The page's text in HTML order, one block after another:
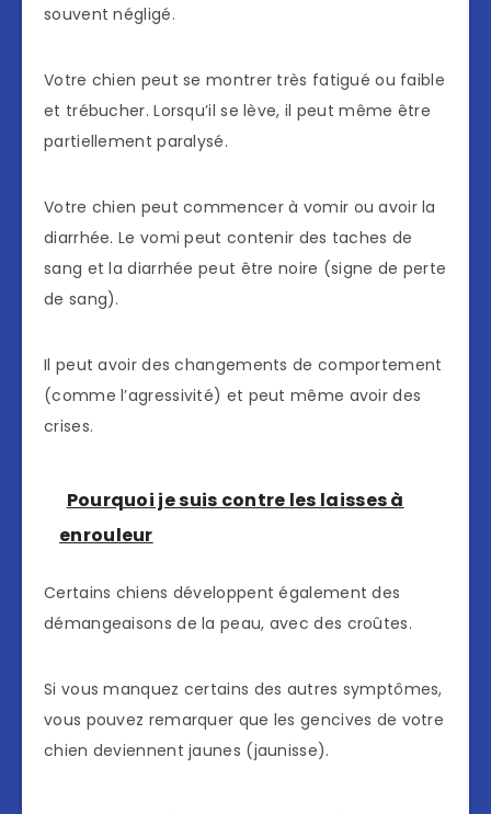
souvent négligé.
Votre chien peut se montrer très fatigué ou faible
et trébucher. Lorsqu’il se lève, il peut même être
partiellement paralysé.
Votre chien peut commencer à vomir ou avoir la
diarrhée. Le vomi peut contenir des taches de
sang et la diarrhée peut être noire (signe de perte
de sang).
Il peut avoir des changements de comportement
(comme l’agressivité) et peut même avoir des
crises.
Pourquoi je suis contre les laisses à
enrouleur
Certains chiens développent également des
démangeaisons de la peau, avec des croûtes.
Si vous manquez certains des autres symptômes,
vous pouvez remarquer que les gencives de votre
chien deviennent jaunes (jaunisse).